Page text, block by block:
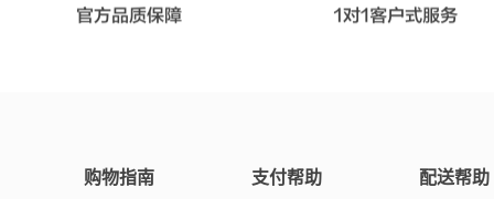
购物指南 支付帮助 配送帮助